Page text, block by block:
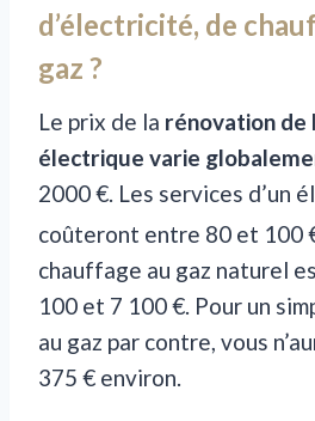
d’électricité, de
gaz ?
Le prix de la rénovation de
électrique varie
2000 €. Les services d’un
coûteront entre 80 et 100
chauffage au gaz naturel
100 et 7 100 €. Pour un
au gaz par contre, vous
375 € environ.